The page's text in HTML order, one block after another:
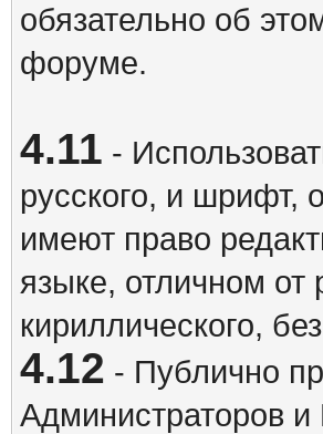
обязательно об
форуме.
4.11 -
русского, и шрифт,
имеют право
языке, отличном
кириллического,
4.12 - Публично
Администраторов и